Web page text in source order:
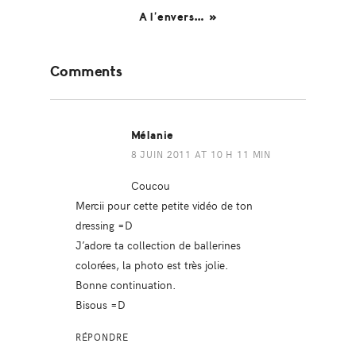
A l’envers… »
Interactions
Comments
Mélanie
8 JUIN 2011 AT 10 H 11 MIN
Coucou
Mercii pour cette petite vidéo de ton
dressing =D
J’adore ta collection de ballerines
colorées, la photo est très jolie.
Bonne continuation.
Bisous =D
RÉPONDRE